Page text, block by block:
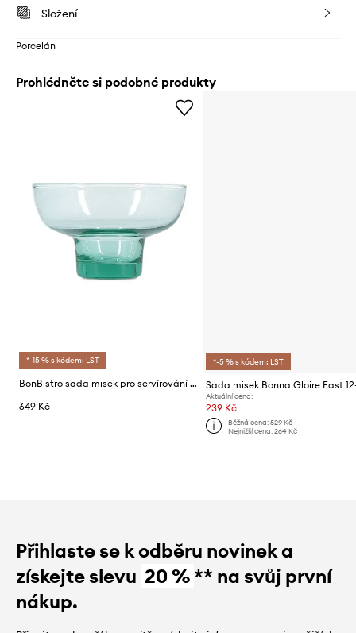
Složení
Porcelán
Prohlédněte si podobné produkty
*-15 % s kódem: LST
BonBistro sada misek pro servírování z barevného skla 13,5 x 8 cm
649 Kč
*-5 % s kódem: LST
Sada misek Bonna Gloire East
Aktuální cena:
239 Kč
Běžná cena: 529 Kč
Nejnižší cena: 264 Kč
Přihlaste se k odběru novinek a
získejte slevu 20 %** na svůj první
nákup.